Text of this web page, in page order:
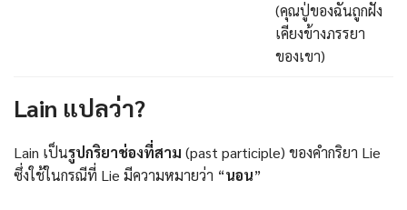
(คุณปู่ของฉันถูกฝัง
เคียงข้างภรรยา
ของเขา)
Lain แปลว่า?
Lain เป็นรูปกริยาช่องที่สาม (past participle) ของคำกริยา Lie
ซึ่งใช้ในกรณีที่ Lie มีความหมายว่า “นอน”